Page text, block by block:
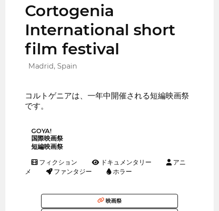
Cortogenia
International short
film festival
Madrid, Spain
コルトゲニアは、一年中開催される短編映画祭
です。
GOYA!
国際映画祭
短編映画祭
フィクション ドキュメンタリー
アニ
メ
ファンタジー ホラー
映画祭